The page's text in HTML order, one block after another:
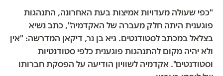
"כפי שעולה מעדויות אמיצות בעת האחרונה, התנהגות
פוגענית היתה חלק מעברה של האקדמיה", כתב נשיא
בצלאל במכתב לסטודנטים. גיא בן נר, דיקאן המדרשה: "אין
ולא יהיה מקום להתנהגות פוגענית כלפי סטודנטיות
וסטודנטים". אקדמיה לשוויון הודיעה על הפסקת חברותו